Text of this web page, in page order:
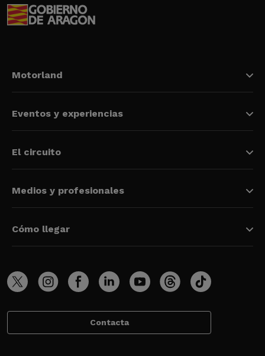
Motorland
Eventos y experiencias
El circuito
Medios y profesionales
Cómo llegar
Contacta